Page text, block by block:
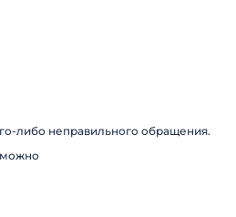
либо неправильного обращения.
можно